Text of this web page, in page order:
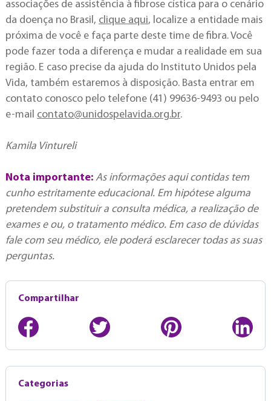
associações de assistência à fibrose cística para o cenário
da doença no Brasil, clique aqui, localize a entidade mais
próxima de você e faça parte deste time de fibra. Você
pode fazer toda a diferença e mudar a realidade em sua
região. E caso precise da ajuda do Instituto Unidos pela
Vida, também estaremos à disposição. Basta entrar em
contato conosco pelo telefone (41) 99636-9493 ou pelo
e-mail contato@unidospelavida.org.br.
Kamila Vintureli
Nota importante: As informações aqui contidas tem
cunho estritamente educacional. Em hipótese alguma
pretendem substituir a consulta médica, a realização de
exames e ou, o tratamento médico. Em caso de dúvidas
fale com seu médico, ele poderá esclarecer todas as suas
perguntas.
Compartilhar
Categorias